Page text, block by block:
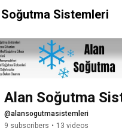
Sistemleri
Alan Soğutma
@alansogutmasistemleri
9 subscribers • 13 videos